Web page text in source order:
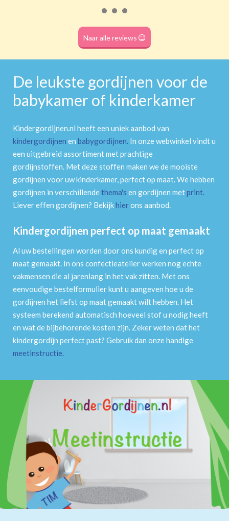
(dubbele tunnel)
Naar alle reviews
De leukste gordijnen voor de
babykamer of kinderkamer
Kindergordijnen.nl heeft een uniek aanbod van
kindergordijnen en babygordijnen. In onze webwinkel vindt u
een uitgebreid assortiment met prachtige
gordijnstoffen. Met deze stoffen maken we de mooiste
gordijnen voor uw kinderkamer, perfect op maat. We hebben
gordijnen in verschillendethema's en gordijnen metprint.
Liever effen gordijnen? Bekijkhierons aanbod.
Kindergordijnen perfect op maat gemaakt
Al uw bestellingen worden door ons kundig en perfect op
maat gemaakt. In ons confectieatelier werken nog echte
vakmensen die al jarenlang in het vak zitten. Met ons
eenvoudige bestelformulier kunt u aangeven hoe u de
gordijnen het liefst op maat gemaakt wilt hebben. Het
systeem berekend automatisch hoeveel stof u nodig heeft
en wat de bijbehorende kosten zijn. Zeker weten dat het
kindergordijn perfect past? Gebruik dan onze handige
meetinstructie.